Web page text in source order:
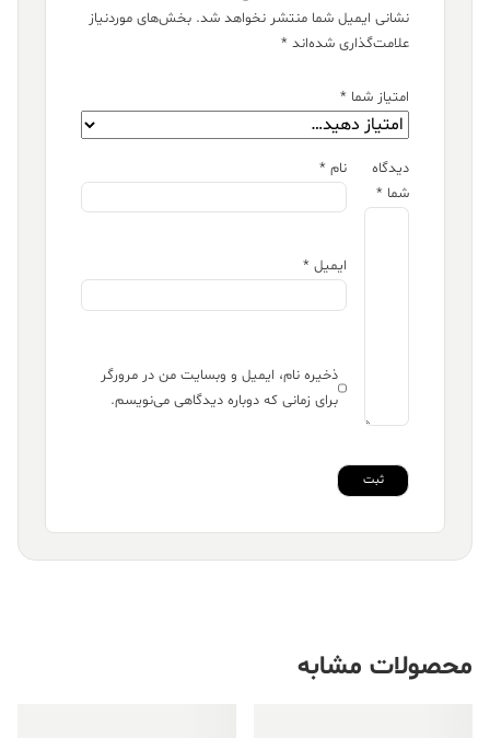
نشانی ایمیل شما منتشر نخواهد شد. بخش‌های موردنیاز
علامت‌گذاری شده‌اند *
امتیاز شما *
دیدگاه
شما *
نام *
ایمیل *
ذخیره نام، ایمیل و وبسایت من در مرورگر
برای زمانی که دوباره دیدگاهی می‌نویسم.
محصولات مشابه